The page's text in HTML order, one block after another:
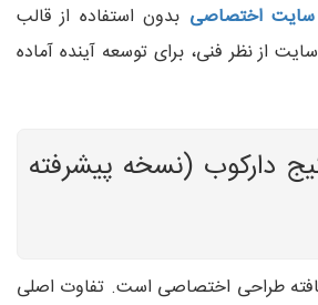
اختصاصی بدون استفاده از قالب
از نظر فنی، برای توسعه آینده آماده
دارکوب (نسخه پیشرفته
طراحی اختصاصی است. تفاوت اصلی